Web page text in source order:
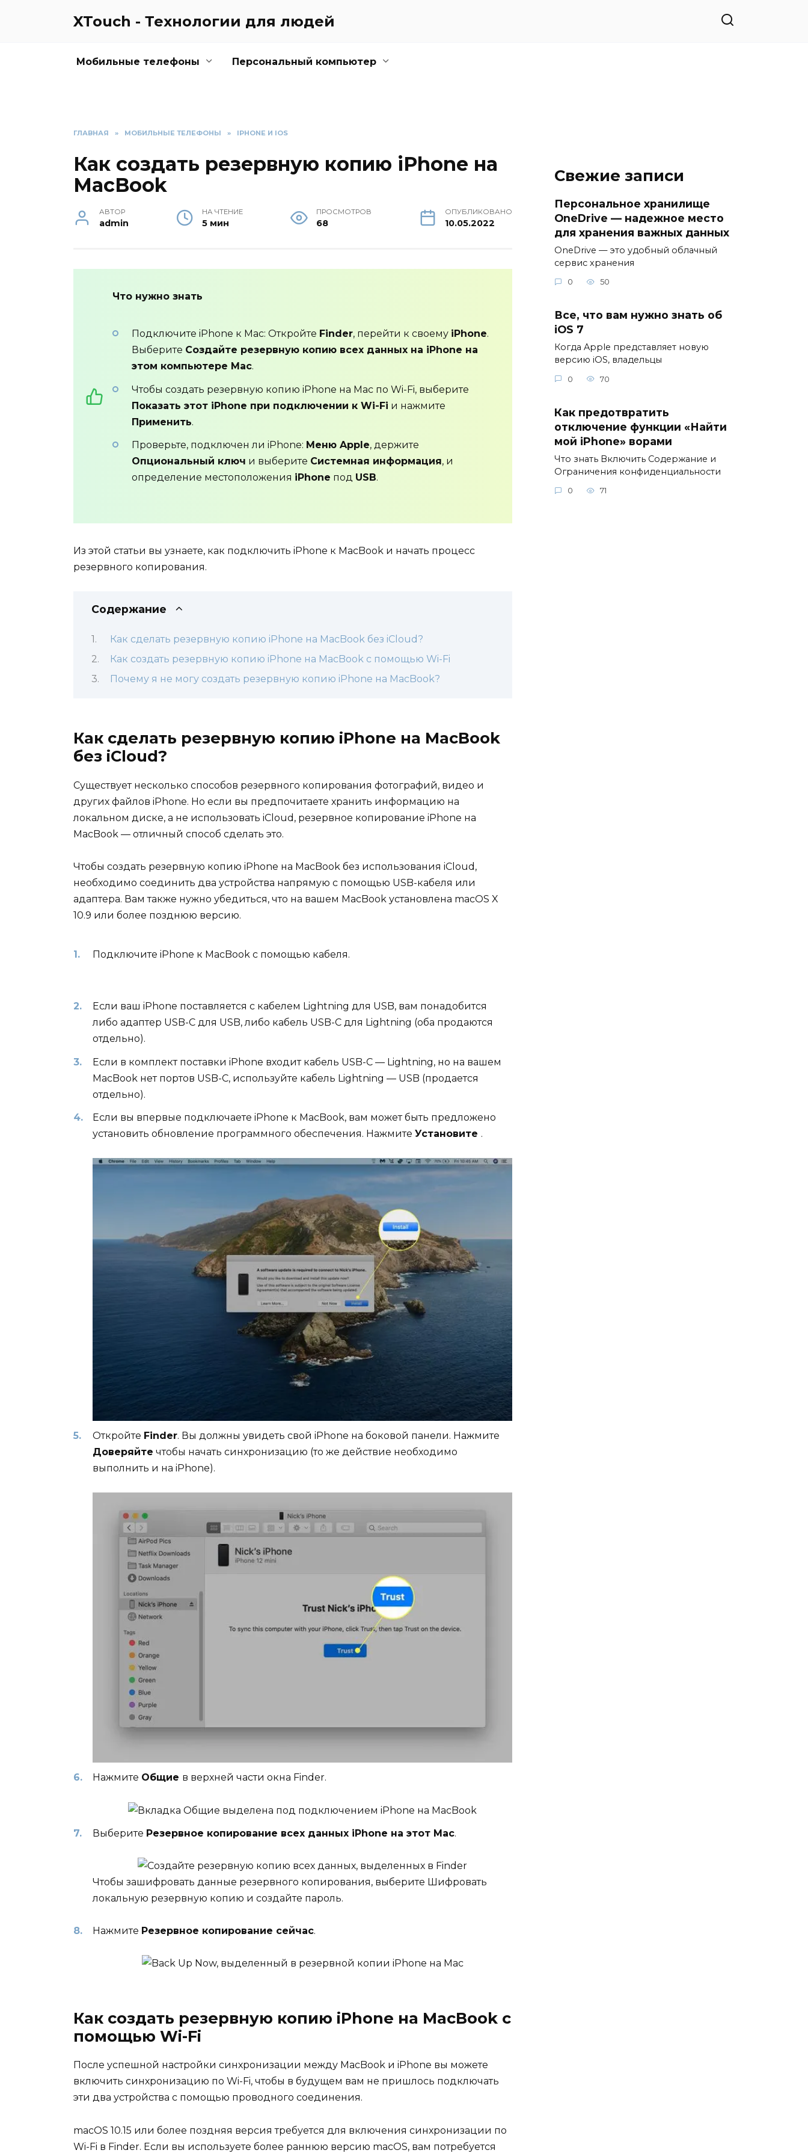
XTouch - Технологии для людей
Мобильные телефоны Персональный компьютер
ГЛАВНАЯ » МОБИЛЬНЫЕ ТЕЛЕФОНЫ » IPHONE И IOS
Как создать резервную копию iPhone на
MacBook
АВТОР
admin
НА ЧТЕНИЕ
5 мин
ПРОСМОТРОВ
68
ОПУБЛИКОВАНО
10.05.2022
Что нужно знать
Подключите iPhone к Mac: Откройте Finder, перейти к своему iPhone.
Выберите Создайте резервную копию всех данных на iPhone на
этом компьютере Mac.
Чтобы создать резервную копию iPhone на Mac по Wi-Fi, выберите
Показать этот iPhone при подключении к Wi-Fi и нажмите
Применить.
Проверьте, подключен ли iPhone: Меню Apple, держите
Опциональный ключ и выберите Системная информация, и
определение местоположения iPhone под USB.
Из этой статьи вы узнаете, как подключить iPhone к MacBook и начать процесс
резервного копирования.
Содержание
Как сделать резервную копию iPhone на MacBook без iCloud?
Как создать резервную копию iPhone на MacBook с помощью Wi-Fi
Почему я не могу создать резервную копию iPhone на MacBook?
Как сделать резервную копию iPhone на MacBook
без iCloud?
Существует несколько способов резервного копирования фотографий, видео и
других файлов iPhone. Но если вы предпочитаете хранить информацию на
локальном диске, а не использовать iCloud, резервное копирование iPhone на
MacBook — отличный способ сделать это.
Чтобы создать резервную копию iPhone на MacBook без использования iCloud,
необходимо соединить два устройства напрямую с помощью USB-кабеля или
адаптера. Вам также нужно убедиться, что на вашем MacBook установлена macOS X
10.9 или более позднюю версию.
Подключите iPhone к MacBook с помощью кабеля.
Если ваш iPhone поставляется с кабелем Lightning для USB, вам понадобится
либо адаптер USB-C для USB, либо кабель USB-C для Lightning (оба продаются
отдельно).
Если в комплект поставки iPhone входит кабель USB-C — Lightning, но на вашем
MacBook нет портов USB-C, используйте кабель Lightning — USB (продается
отдельно).
Если вы впервые подключаете iPhone к MacBook, вам может быть предложено
установить обновление программного обеспечения. Нажмите Установите .
Откройте Finder. Вы должны увидеть свой iPhone на боковой панели. Нажмите
Доверяйте чтобы начать синхронизацию (то же действие необходимо
выполнить и на iPhone).
Нажмите Общие в верхней части окна Finder.
Выберите Резервное копирование всех данных iPhone на этот Mac.
Чтобы зашифровать данные резервного копирования, выберите Шифровать
локальную резервную копию и создайте пароль.
Нажмите Резервное копирование сейчас.
Как создать резервную копию iPhone на MacBook с
помощью Wi-Fi
После успешной настройки синхронизации между MacBook и iPhone вы можете
включить синхронизацию по Wi-Fi, чтобы в будущем вам не пришлось подключать
эти два устройства с помощью проводного соединения.
macOS 10.15 или более поздняя версия требуется для включения синхронизации по
Wi-Fi в Finder. Если вы используете более раннюю версию macOS, вам потребуется
Свежие записи
Персональное хранилище
OneDrive — надежное место
для хранения важных данных
OneDrive — это удобный облачный
сервис хранения
0 50
Все, что вам нужно знать об
iOS 7
Когда Apple представляет новую
версию iOS, владельцы
0 70
Как предотвратить
отключение функции «Найти
мой iPhone» ворами
Что знать Включить Содержание и
Ограничения конфиденциальности
0 71